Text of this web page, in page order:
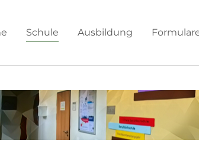
Schule Ausbildung